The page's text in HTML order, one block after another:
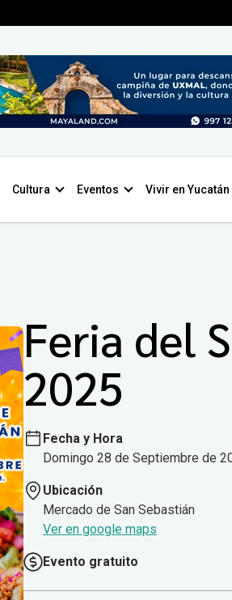
Cultura Eventos Vivir en Yucatán
Feria del
2025
Fecha y Hora
Domingo 28 de Septiembre de
Ubicación
Mercado de San Sebastián
Ver en google maps
Evento gratuito